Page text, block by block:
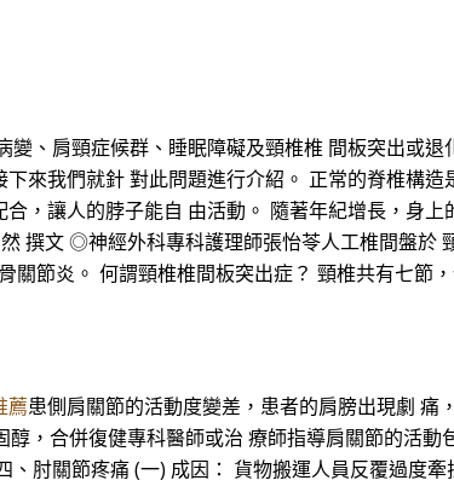
、肩頸症候群、睡眠障礙及頸椎椎 間板突出或退
來我們就針 對此問題進行介紹。 正常的脊椎構造
，讓人的脖子能自 由活動。 隨著年紀增長，身上
撰文 ◎神經外科專科護理師張怡苓人工椎間盤於
節炎。 何謂頸椎椎間板突出症？ 頸椎共有七節
薦患側肩關節的活動度變差，患者的肩膀出現劇 痛
，合併復健專科醫師或治 療師指導肩關節的活動
肘關節疼痛 (一) 成因： 貨物搬運人員反覆過度